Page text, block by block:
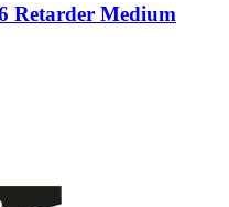
Retarder Medium